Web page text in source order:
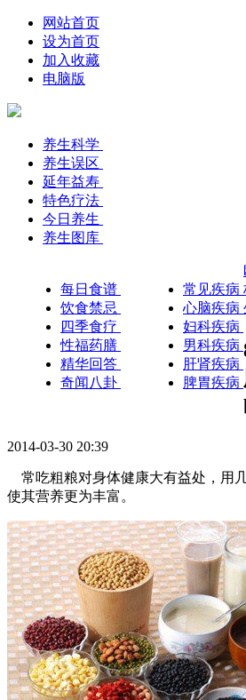
网站首页
设为首页
加入收藏
电脑版
养生科学
养生误区
延年益寿
特色疗法
今日养生
养生图库
每日食谱
饮食禁忌
四季食疗
性福药膳
精华回答
奇闻八卦
常见疾病
心脑疾病
妇科疾病
男科疾病
肝肾疾病
脾胃疾病
2014-03-30 20:39
常吃粗粮对身体健康大有益处，用
使其营养更为丰富。